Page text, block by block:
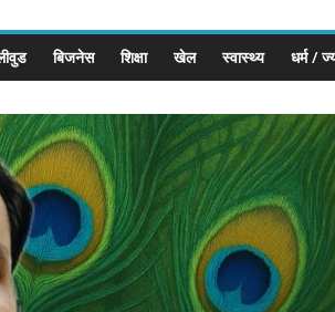
बिजनेस शिक्षा खेल स्वास्थ्य धर्म /